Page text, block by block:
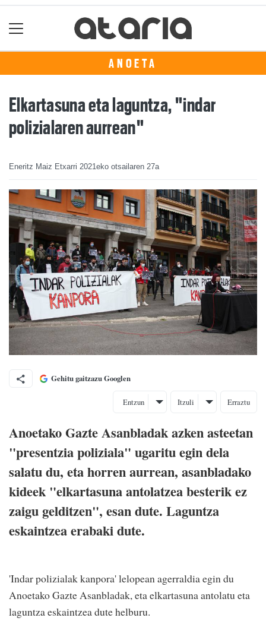
ANOETA
Elkartasuna eta laguntza, "indar
polizialaren aurrean"
Eneritz Maiz Etxarri 2021eko otsailaren 27a
Gehitu gaitzazu Googlen
Entzun Itzuli Erraztu
Anoetako Gazte Asanbladak azken asteetan
"presentzia poliziala" ugaritu egin dela
salatu du, eta horren aurrean, asanbladako
kideek "elkartasuna antolatzea besterik ez
zaigu gelditzen", esan dute. Laguntza
eskaintzea erabaki dute.
'Indar polizialak kanpora' lelopean agerraldia egin du
Anoetako Gazte Asanbladak, eta elkartasuna antolatu eta
laguntza eskaintzea dute helburu.